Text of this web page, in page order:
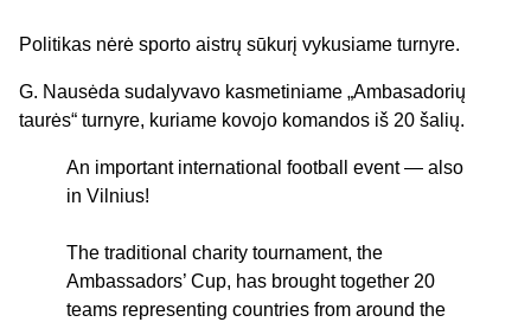
Politikas nėrė sporto aistrų sūkurį vykusiame turnyre.
G. Nausėda sudalyvavo kasmetiniame „Ambasadorių
taurės“ turnyre, kuriame kovojo komandos iš 20 šalių.
An important international football event — also
in Vilnius!
The traditional charity tournament, the
Ambassadors’ Cup, has brought together 20
teams representing countries from around the